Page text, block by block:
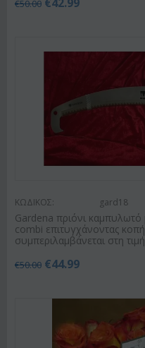
€50.00
ΚΩΔΙΚΟΣ: gard18
Gardena πριόνι καμπυλωτό
combi επιτυγχάνοντας
συμπεριλαμβάνεται στη
€50.00 €44.99